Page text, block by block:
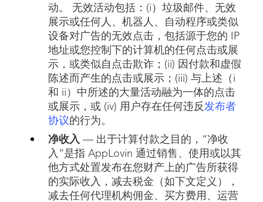
动。 无效活动包括：(i）垃圾邮件、无效
展示或任何人、机器人、自动程序或类似
设备对广告的无效点击，包括源于您的 IP
地址或您控制下的计算机的任何点击或展
示，或类似自点击欺诈；(ii) 因付款和虚假
陈述而产生的点击或展示；(iii) 与上述（i
和 ii）中所述的大量活动融为一体的点击
或展示，或 (iv) 用户存在任何违反发布者
协议的行为。
净收入 — 出于计算付款之目的，“净收
入”是指 AppLovin 通过销售、使用或以其
他方式处置发布在您财产上的广告所获得
的实际收入，减去税金（如下文定义），
减去任何代理机构佣金、买方费用、运营